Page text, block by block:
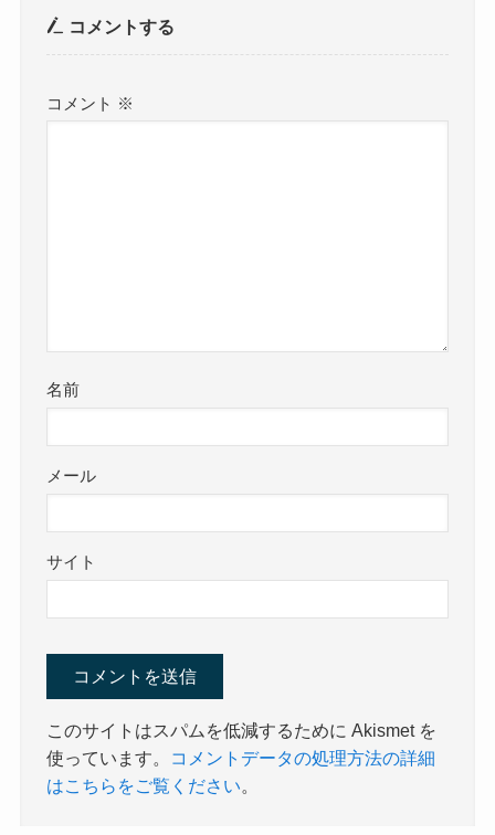
コメントする
コメント ※
名前
メール
サイト
このサイトはスパムを低減するために Akismet を
使っています。
コメントデータの処理方法の詳細
はこちらをご覧ください。